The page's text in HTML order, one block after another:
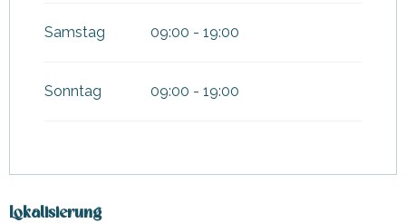
Samstag 09:00 - 19:00
Sonntag 09:00 - 19:00
Lokalisierung